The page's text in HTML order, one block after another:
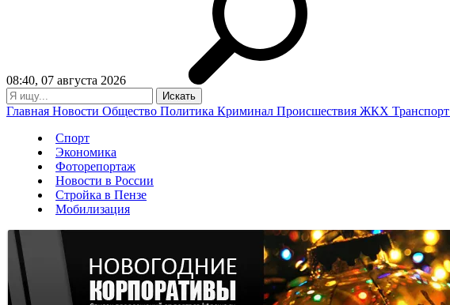
08:40, 07 августа 2026
Главная Новости Общество Политика Криминал Происшествия ЖКХ Транспорт
Спорт
Экономика
Фоторепортаж
Новости в России
Стройка в Пензе
Мобилизация